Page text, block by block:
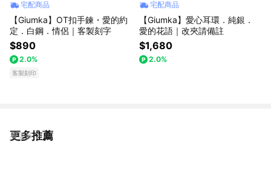
宅配商品
【Giumka】OT扣手鍊・愛的約
定．白鋼．情侶｜客製刻字
$890
2.0%
客製刻印
宅配商品
【Giumka】愛心耳環．純銀．
愛的花語｜改夾請備註
$1,680
2.0%
更多推薦
看更多